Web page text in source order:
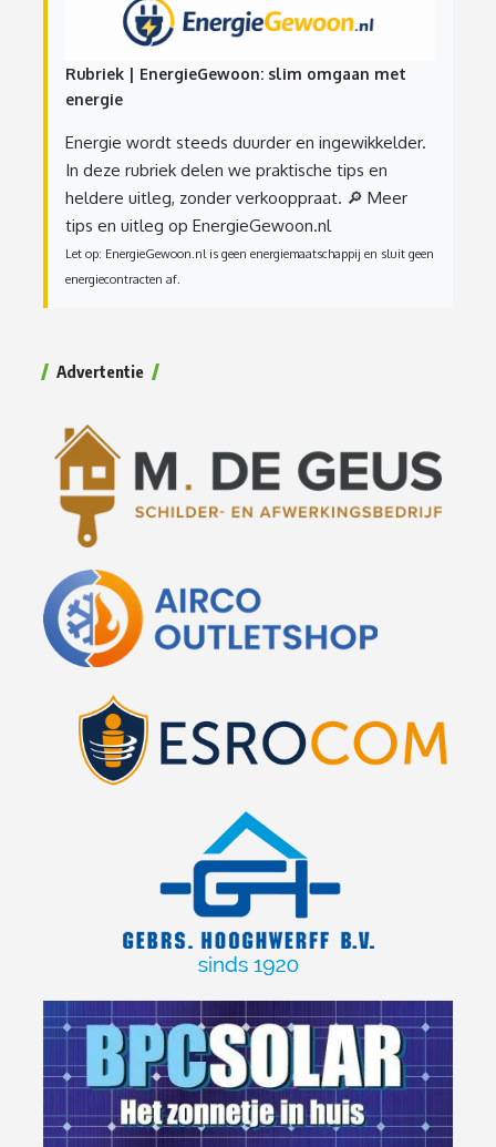
Rubriek | EnergieGewoon: slim omgaan met
energie
Energie wordt steeds duurder en ingewikkelder.
In deze rubriek delen we praktische tips en
heldere uitleg, zonder verkooppraat. 🔎 Meer
tips en uitleg op EnergieGewoon.nl
Let op: EnergieGewoon.nl is geen energiemaatschappij en sluit geen
energiecontracten af.
Advertentie